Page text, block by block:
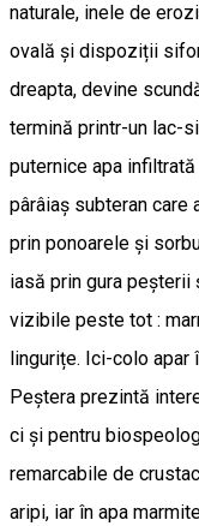
naturale, inele de
ovală și dispoziții
dreapta, devine
termină printr-un lac-
puternice apa
pârâiaș subteran care
prin ponoarele și
iasă prin gura peșterii
vizibile peste tot :
lingurițe. Ici-colo
Peștera prezintă
ci și pentru
remarcabile de
aripi, iar în apa